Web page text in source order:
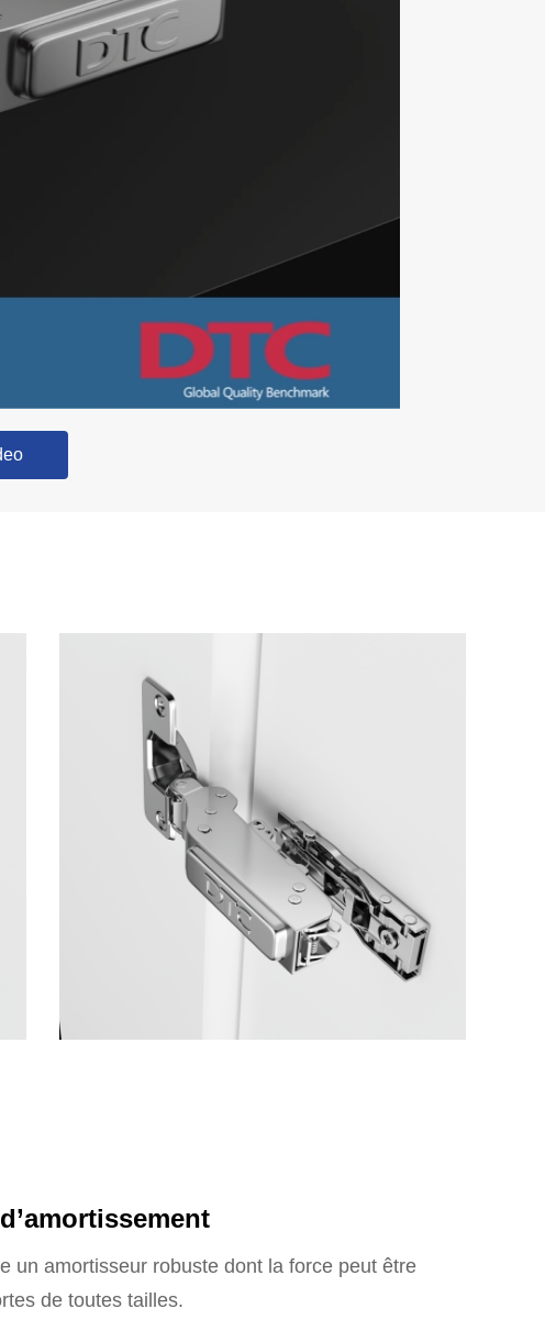
un amortisseur robuste dont la force peut être
de toutes tailles.